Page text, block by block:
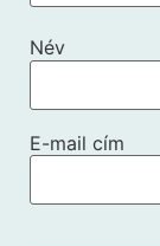
Név
E-mail cím